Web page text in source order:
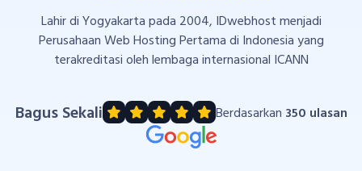
Lahir di Yogyakarta pada 2004, IDwebhost menjadi
Perusahaan Web Hosting Pertama di Indonesia yang
terakreditasi oleh lembaga internasional ICANN
Bagus Sekali Berdasarkan 350 ulasan